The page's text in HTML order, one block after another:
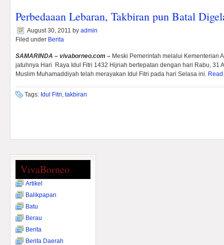
Perbedaaan Lebaran, Takbiran pun Batal
August 30, 2011 by admin
Filed under Berita
SAMARINDA – vivaborneo.com – Meski Pemerintah melalui Kementerian
jatuhnya Hari Raya Idul Fitri 1432 Hijriah bertepatan dengan hari Rabu, 31
Muslim Muhamaddiyah telah merayakan Idul Fitri pada hari Selasa ini.
Tags: Idul Fitri, takbiran
VivaBorneo
Artikel
Balikpapan
Batu
Berau
Berita
Berita Daerah